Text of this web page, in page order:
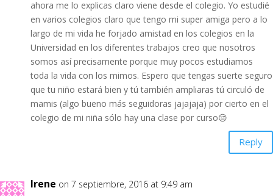
ahora me lo explicas claro viene desde el colegio. Yo estudié
en varios colegios claro que tengo mi super amiga pero a lo
largo de mi vida he forjado amistad en los colegios en la
Universidad en los diferentes trabajos creo que nosotros
somos así precisamente porque muy pocos estudiamos
toda la vida con los mimos. Espero que tengas suerte seguro
que tu niño estará bien y tú también ampliaras tú circuló de
mamis (algo bueno más seguidoras jajajaja) por cierto en el
colegio de mi niña sólo hay una clase por curso😔
Reply
Irene on 7 septiembre, 2016 at 9:49 am